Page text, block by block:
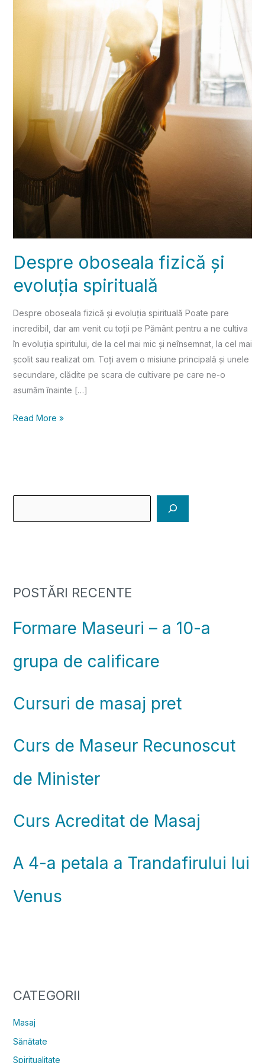
Despre oboseala fizică și
evoluția spirituală
Despre oboseala fizică și evoluția spirituală Poate pare
incredibil, dar am venit cu toții pe Pământ pentru a ne cultiva
în evoluția spiritului, de la cel mai mic și neînsemnat, la cel mai
școlit sau realizat om. Toți avem o misiune principală și unele
secundare, clădite pe scara de cultivare pe care ne-o
asumăm înainte […]
Read More »
POSTĂRI RECENTE
Formare Maseuri – a 10-a
grupa de calificare
Cursuri de masaj pret
Curs de Maseur Recunoscut
de Minister
Curs Acreditat de Masaj
A 4-a petala a Trandafirului lui
Venus
CATEGORII
Masaj
Sănătate
Spiritualitate